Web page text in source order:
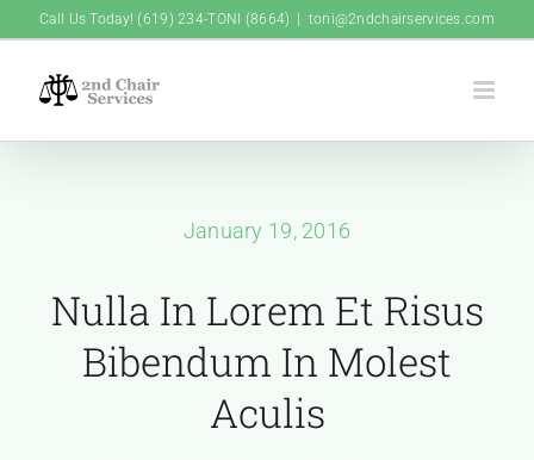
Skip
content
Call Us Today! (619) 234-TONI (8664) toni@2ndchairservices.com
January 19, 2016
Nulla In Lorem Et Risus
Bibendum In Molest
Aculis